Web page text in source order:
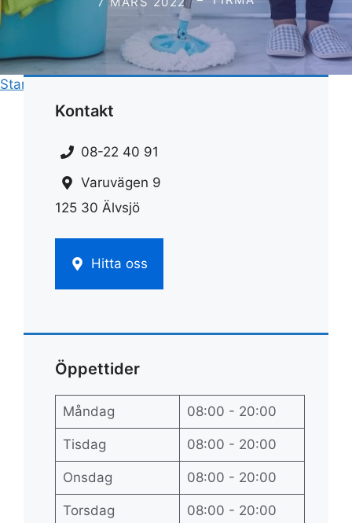
Start
Kontakt
08-22 40 91
Varuvägen 9
125 30 Älvsjö
Hitta oss
Öppettider
Måndag 08:00 - 20:00
Tisdag 08:00 - 20:00
Onsdag 08:00 - 20:00
Torsdag 08:00 - 20:00